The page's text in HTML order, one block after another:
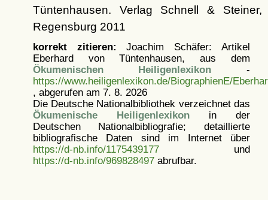
Tüntenhausen. Verlag Schnell & Steiner,
Regensburg 2011
korrekt zitieren: Joachim Schäfer: Artikel
Eberhard von Tüntenhausen, aus dem
Ökumenischen Heiligenlexikon -
https://www.heiligenlexikon.de/BiographienE/
, abgerufen am 7. 8. 2026
Die Deutsche Nationalbibliothek verzeichnet das
Ökumenische Heiligenlexikonin der
Deutschen Nationalbibliografie; detaillierte
bibliografische Daten sind im Internet über
https://d-nb.info/1175439177und
https://d-nb.info/969828497abrufbar.